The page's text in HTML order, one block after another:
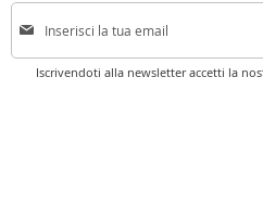
I
c
Iscrivendoti alla newsletter accetti la